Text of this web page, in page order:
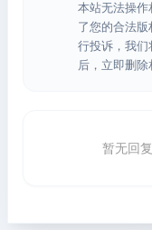
本站无法操作
了您的合法
行投诉，我们
后，立即删除
暂无回